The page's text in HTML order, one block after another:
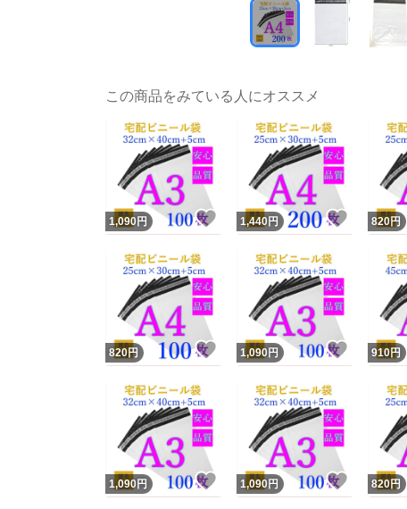
この商品をみている人にオススメ
1,090 円 いいね！
1,440 円 いいね！
820円
820円 いいね！
1,090 円 いいね！
910円
1,090 円 いいね！
1,090 円 いいね！
820円